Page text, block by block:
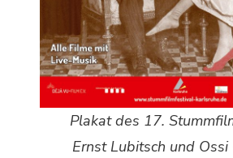
Plakat des 17.
Ernst Lubitsch und